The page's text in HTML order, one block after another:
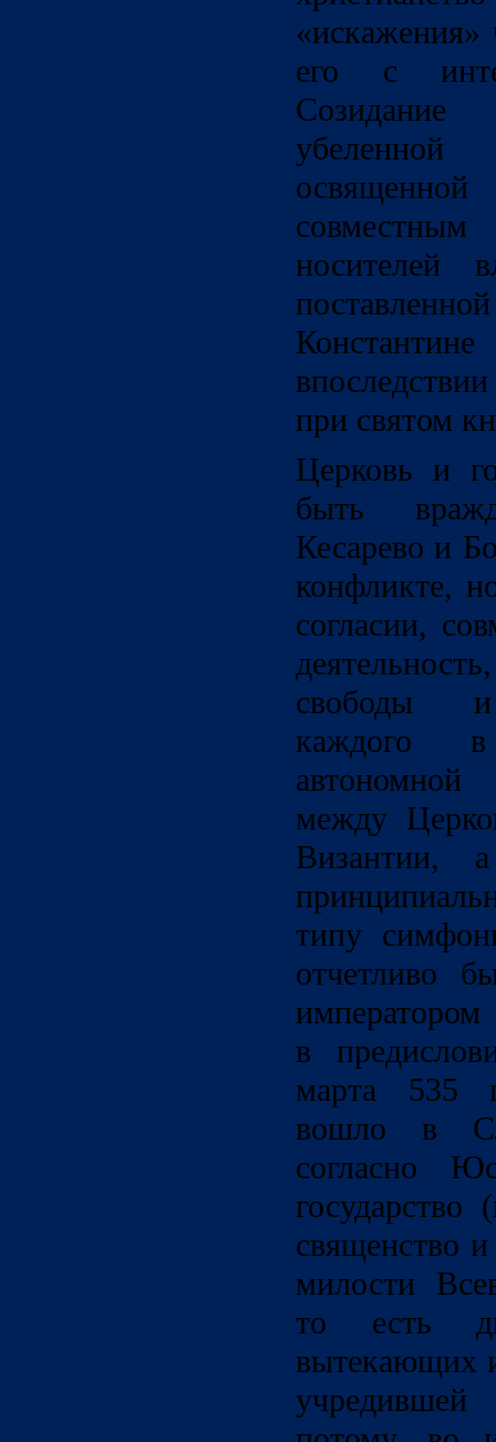
«искажения»
его с
носителей
при святом
Церковь и
быть
Кесарево и
конфликте,
согласии,
свободы и
каждого
между
Византии,
типу
отчетливо
в
марта 535
вошло в
согласно
священство
милости
то есть
вытекающих